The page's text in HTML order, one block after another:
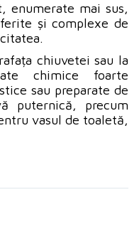
enumerate mai sus,
și complexe de
chiuvetei sau la
chimice foarte
sau preparate de
puternică, precum
vasul de toaletă,